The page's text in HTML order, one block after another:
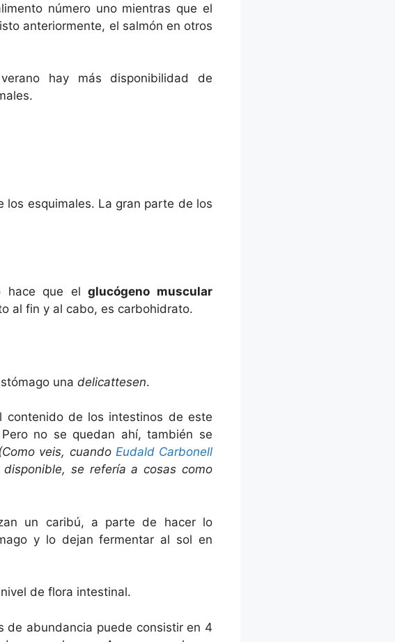
número uno mientras que el
anteriormente, el salmón en otros
hay más disponibilidad de
los esquimales. La gran parte de los
hace que elglucógeno muscular
al fin y al cabo, es carbohidrato.
una delicattesen.
contenido de los intestinos de este
no se quedan ahí, también se
veis, cuando Eudald Carbonell
se refería a cosas como
un caribú, a parte de hacer lo
y lo dejan fermentar al sol en
de flora intestinal.
de abundancia puede consistir en 4